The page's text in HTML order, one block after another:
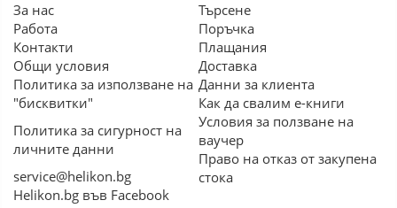
За нас
Работа
Контакти
Общи условия
Политика за използване на
"бисквитки"
Политика за сигурност на
личните данни
service@helikon.bg
Helikon.bg във Facebook
Търсене
Поръчка
Плащания
Доставка
Данни за клиента
Как да свалим е-книги
Условия за ползване на
ваучер
Право на отказ от закупена
стока